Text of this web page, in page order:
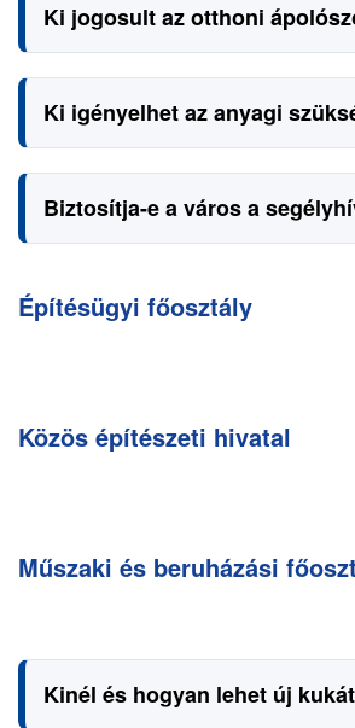
Ki jogosult az otthoni
Ki igényelhet az anyagi
Biztosítja-e a város a
Építésügyi főosztály
Közös építészeti hivatal
Műszaki és beruházási
Kinél és hogyan lehet új